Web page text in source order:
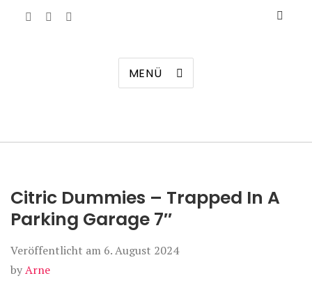
MENÜ
Citric Dummies – Trapped In A
Parking Garage 7″
Veröffentlicht am 6. August 2024
byArne